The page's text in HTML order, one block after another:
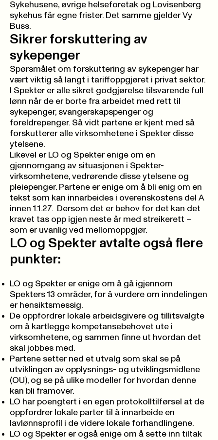
Sykehusene, øvrige helseforetak og Lovisenberg
sykehus får egne frister. Det samme gjelder Vy
Buss.
Sikrer forskuttering av
sykepenger
Spørsmålet om forskuttering av sykepenger har
vært viktig så langt i tariffoppgjøret i privat sektor.
I Spekter er alle sikret godgjørelse tilsvarende full
lønn når de er borte fra arbeidet med rett til
sykepenger, svangerskapspenger og
foreldrepenger. Så vidt partene er kjent med så
forskutterer alle virksomhetene i Spekter disse
ytelsene.
Likevel er LO og Spekter enige om en
gjennomgang av situasjonen i Spekter-
virksomhetene, vedrørende disse ytelsene og
pleiepenger. Partene er enige om å bli enig om en
tekst som kan innarbeides i overenskostens del A
innen 1.1.27. Dersom det er behov for det kan det
kravet tas opp igjen neste år med streikerett –
som er uvanlig ved mellomoppgjør.
LO og Spekter avtalte også flere
punkter:
LO og Spekter er enige om å gå igjennom
Spekters 13 områder, for å vurdere om inndelingen
er hensiktsmessig.
De oppfordrer lokale arbeidsgivere og tillitsvalgte
om å kartlegge kompetansebehovet ute i
virksomhetene, og sammen finne ut hvordan det
skal jobbes med.
Partene setter ned et utvalg som skal se på
utviklingen av opplysnings- og utviklingsmidlene
(OU), og se på ulike modeller for hvordan denne
kan bli framover.
LO har poengtert i en egen protokolltilførsel at de
oppfordrer lokale parter til å innarbeide en
lavlønnsprofil i de videre lokale forhandlingene.
LO og Spekter er også enige om å sette inn tiltak